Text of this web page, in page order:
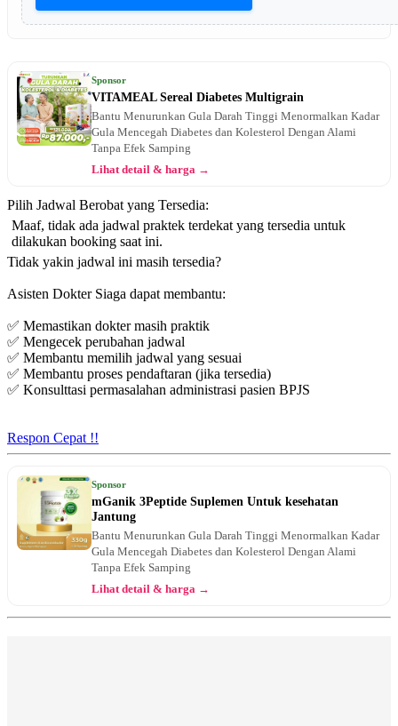
Sponsor
VITAMEAL Sereal Diabetes Multigrain
Bantu Menurunkan Gula Darah Tinggi Menormalkan Kadar
Gula Mencegah Diabetes dan Kolesterol Dengan Alami
Tanpa Efek Samping
Lihat detail & harga →
Pilih Jadwal Berobat yang Tersedia:
Maaf, tidak ada jadwal praktek terdekat yang tersedia untuk
dilakukan booking saat ini.
Tidak yakin jadwal ini masih tersedia?
Asisten Dokter Siaga dapat membantu:
✅ Memastikan dokter masih praktik
✅ Mengecek perubahan jadwal
✅ Membantu memilih jadwal yang sesuai
✅ Membantu proses pendaftaran (jika tersedia)
✅ Konsulttasi permasalahan administrasi pasien BPJS
Respon Cepat !!
Sponsor
mGanik 3Peptide Suplemen Untuk kesehatan
Jantung
Bantu Menurunkan Gula Darah Tinggi Menormalkan Kadar
Gula Mencegah Diabetes dan Kolesterol Dengan Alami
Tanpa Efek Samping
Lihat detail & harga →